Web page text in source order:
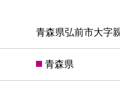
青森県弘前市大字
青森県